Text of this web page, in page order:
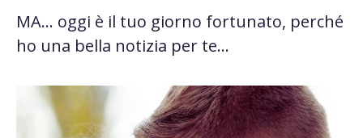
MA… oggi è il tuo giorno fortunato, perché
ho una bella notizia per te…